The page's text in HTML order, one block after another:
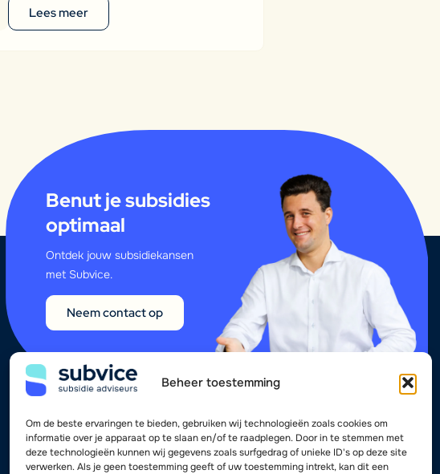
Beheer toestemming
Om de beste ervaringen te bieden, gebruiken wij technologieën zoals cookies om
informatie over je apparaat op te slaan en/of te raadplegen. Door in te stemmen met
deze technologieën kunnen wij gegevens zoals surfgedrag of unieke ID's op deze site
verwerken. Als je geen toestemming geeft of uw toestemming intrekt, kan dit een
Lees meer
Benut je subsidies
optimaal
Ontdek jouw subsidiekansen
met Subvice.
Neem contact op